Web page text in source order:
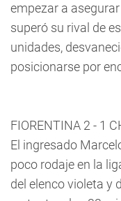
empezar a
superó su rival de
unidades,
posicionarse por
FIORENTINA 2 - 1
El ingresado
poco rodaje en la
del elenco violeta y